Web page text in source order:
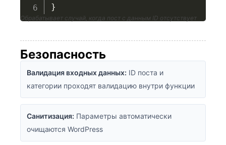
}
Обрабатывает случай, когда пост с данным ID отсутствует
Безопасность
Валидация входных данных: ID поста и
категории проходят валидацию внутри функции
Санитизация: Параметры автоматически
очищаются WordPress